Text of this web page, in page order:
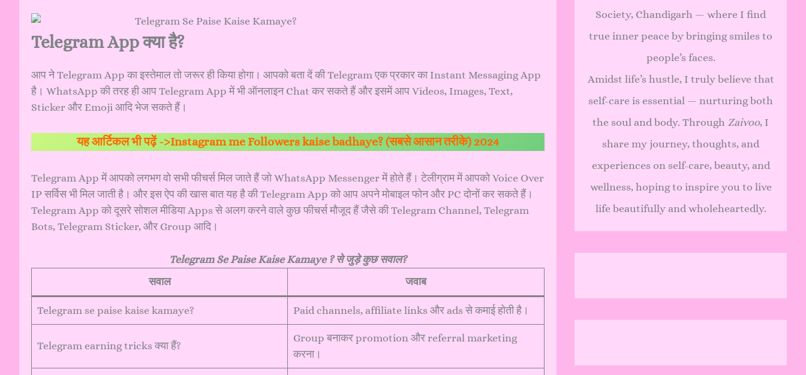
Telegram App क्या है?
आप ने Telegram App का इस्तेमाल तो जरूर ही किया होगा। आपको बता दें की Telegram एक प्रकार का Instant Messaging App
है। WhatsApp की तरह ही आप Telegram App में भी ऑनलाइन Chat कर सकते हैं और इसमें आप Videos, Images, Text,
Sticker और Emoji आदि भेज सकते हैं।
यह आर्टिकल भी पढ़ें ->Instagram me Followers kaise badhaye? (सबसे आसान तरीके) 2024
Telegram App में आपको लगभग वो सभी फीचर्स मिल जाते हैं जो WhatsApp Messenger में होते हैं। टेलीग्राम में आपको Voice Over
IP सर्विस भी मिल जाती है। और इस ऐप की खास बात यह है की Telegram App को आप अपने मोबाइल फोन और PC दोनों कर सकते हैं।
Telegram App को दूसरे सोशल मीडिया Apps से अलग करने वाले कुछ फीचर्स मौजूद हैं जैसे की Telegram Channel, Telegram
Bots, Telegram Sticker, और Group आदि।
Telegram Se Paise Kaise Kamaye ? से जुड़े कुछ सवाल?
सवाल
जवाब
Telegram se paise kaise kamaye? Paid channels, affiliate links और ads से कमाई होती है।
Telegram earning tricks क्या हैं?
Group बनाकर promotion और referral marketing
करना।
Society, Chandigarh — where I find
true inner peace by bringing smiles to
people’s faces.
Amidst life’s hustle, I truly believe that
self-care is essential — nurturing both
the soul and body. Through Zaivoo, I
share my journey, thoughts, and
experiences on self-care, beauty, and
wellness, hoping to inspire you to live
life beautifully and wholeheartedly.